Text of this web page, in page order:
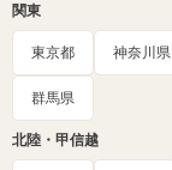
関東
東京都 神奈川県
群馬県
北陸・甲信越